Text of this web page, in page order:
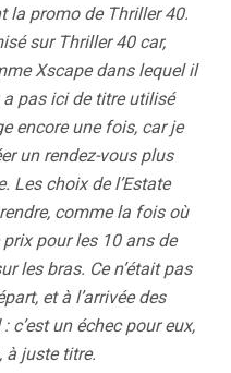
la promo de Thriller 40.
sur Thriller 40 car,
Xscape dans lequel il
a pas ici de titre utilisé
encore une fois, car je
un rendez-vous plus
Les choix de l’Estate
comme la fois où
pour les 10 ans de
les bras. Ce n’était pas
et à l’arrivée des
c’est un échec pour eux,
à juste titre.